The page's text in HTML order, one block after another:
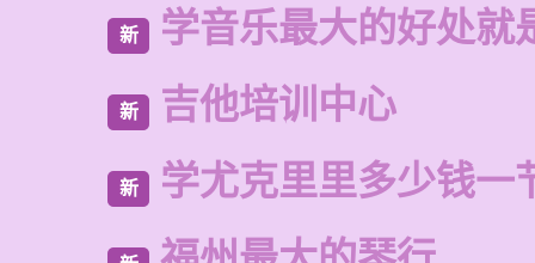
新 学音乐最大的好处就
新 吉他培训中心
新 学尤克里里多少钱一